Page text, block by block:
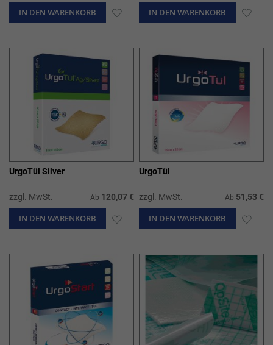
IN DEN WARENKORB ZUR
HINZUFÜGEN
IN DEN WARENKORB ZUR
UrgoTül Silver
zzgl. MwSt. Ab 120,07 €
IN DEN WARENKORB ZUR
HINZUFÜGEN
UrgoTül
zzgl. MwSt. Ab 51,53 €
IN DEN WARENKORB ZUR